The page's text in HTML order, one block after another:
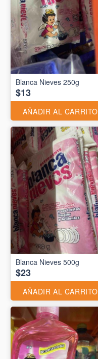
Blanca Nieves 250g
$13
AÑADIR AL CARRITO
Blanca Nieves 500g
$23
AÑADIR AL CARRITO